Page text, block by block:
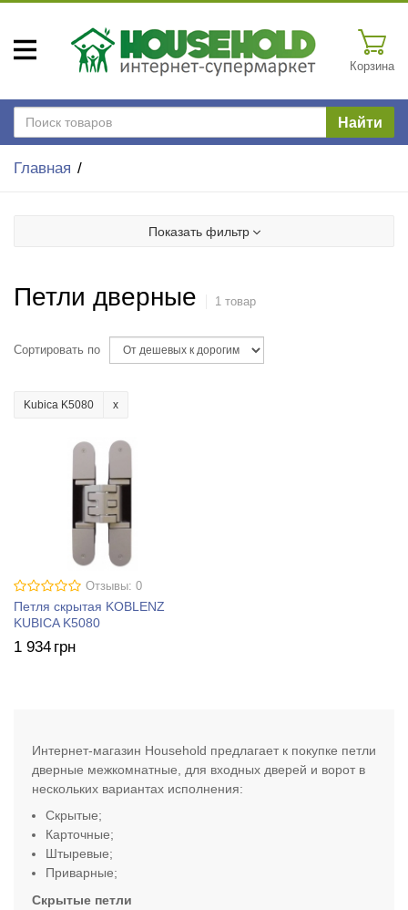
Корзина
Найти
Главная
Показать фильтр
Петли дверные 1 товар
Сортировать по
Kubica K5080
Отзывы: 0
Петля скрытая KOBLENZ
KUBICA K5080
1 934 грн
Интернет-магазин Household предлагает к покупке петли
дверные межкомнатные, для входных дверей и ворот в
нескольких вариантах исполнения:
Скрытые;
Карточные;
Штыревые;
Приварные;
Скрытые петли